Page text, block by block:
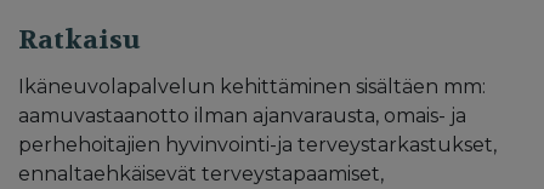
Ratkaisu
Ikäneuvolapalvelun kehittäminen sisältäen mm:
aamuvastaanotto ilman ajanvarausta, omais- ja
perhehoitajien hyvinvointi-ja terveystarkastukset,
ennaltaehkäisevät terveystapaamiset,